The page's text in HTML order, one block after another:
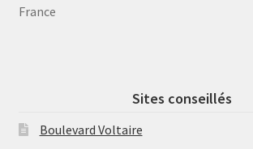
France
Sites conseillés
Boulevard Voltaire